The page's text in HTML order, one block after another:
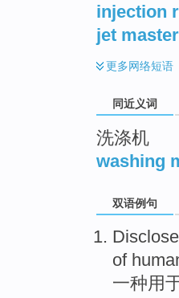
injection
jet
更多网络短语
同近义词
洗涤机
washing
双语例句
of
一种用